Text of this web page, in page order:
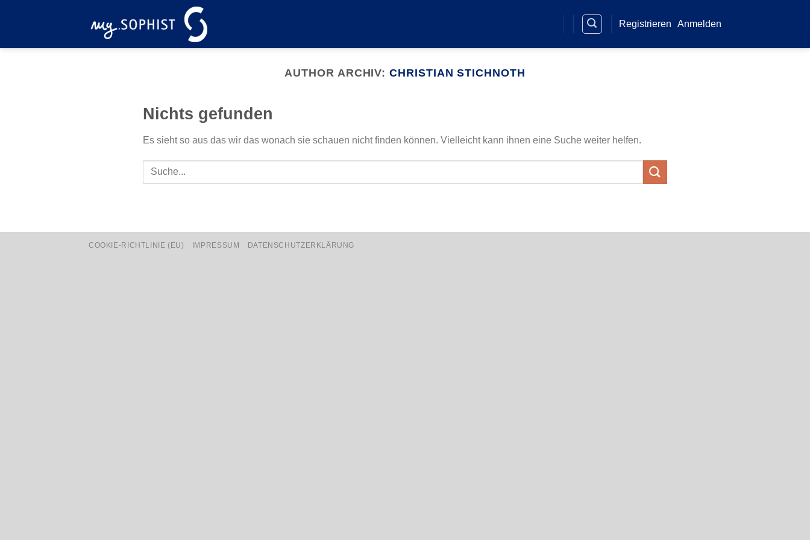
Registrieren Anmelden
AUTHOR ARCHIV:CHRISTIAN STICHNOTH
Nichts gefunden
Es sieht so aus das wir das wonach sie schauen nicht finden können. Vielleicht kann ihnen eine Suche weiter helfen.
COOKIE-RICHTLINIE (EU) IMPRESSUM DATENSCHUTZERKLÄRUNG